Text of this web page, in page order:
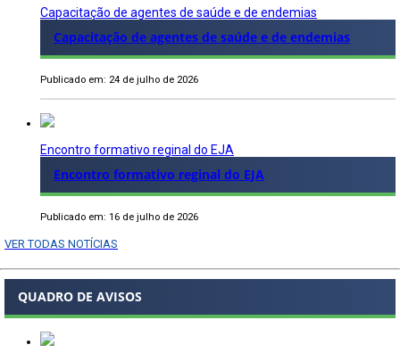
Capacitação de agentes de saúde e de endemias
Capacitação de agentes de saúde e de endemias
Publicado em: 24 de julho de 2026
Encontro formativo reginal do EJA
Encontro formativo reginal do EJA
Publicado em: 16 de julho de 2026
VER TODAS NOTÍCIAS
QUADRO DE AVISOS